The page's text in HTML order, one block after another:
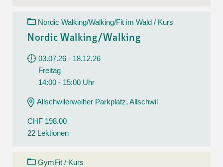
Nordic Walking/Walking/Fit im Wald / Kurs
Nordic Walking/Walking
03.07.26 - 18.12.26
Freitag
14:00 - 15:00 Uhr
Allschwilerweiher Parkplatz, Allschwil
CHF 198.00
22 Lektionen
GymFit / Kurs